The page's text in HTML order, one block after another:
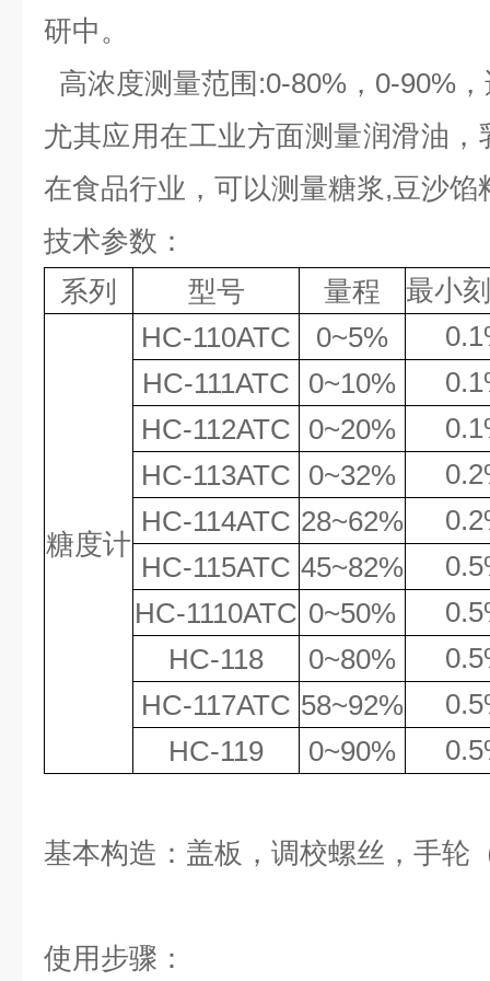
研中。
高浓度测量范围 :0-80% ， 0-90%
尤其应用在工业方面测量润滑油
在食品行业，可以测量糖浆,豆沙馅
技术参数：
系列
型号 量程 最小
糖度计
HC-110ATC 0~5%
HC-111ATC 0~10%
HC-112ATC 0~20%
HC-113ATC 0~32%
HC-114ATC 28~62%
HC-115ATC 45~82% 0.5
HC-1110ATC 0~50%
HC-118 0~80%
HC-117ATC 58~92%
HC-119 0~90%
基本构造： 盖板，调校螺丝，手轮
使用步骤：